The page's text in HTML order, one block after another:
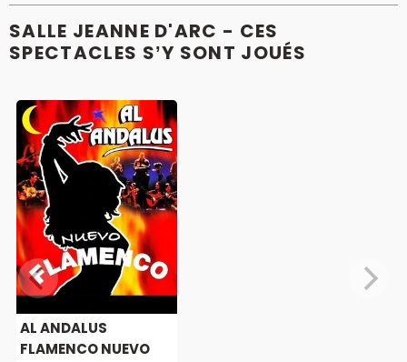
SALLE JEANNE D'ARC - CES
SPECTACLES S’Y SONT JOUÉS
AL ANDALUS
FLAMENCO NUEVO